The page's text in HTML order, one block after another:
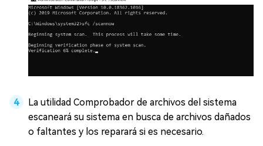
La utilidad Comprobador de archivos del sistema
escaneará su sistema en busca de archivos dañados
o faltantes y los reparará si es necesario.